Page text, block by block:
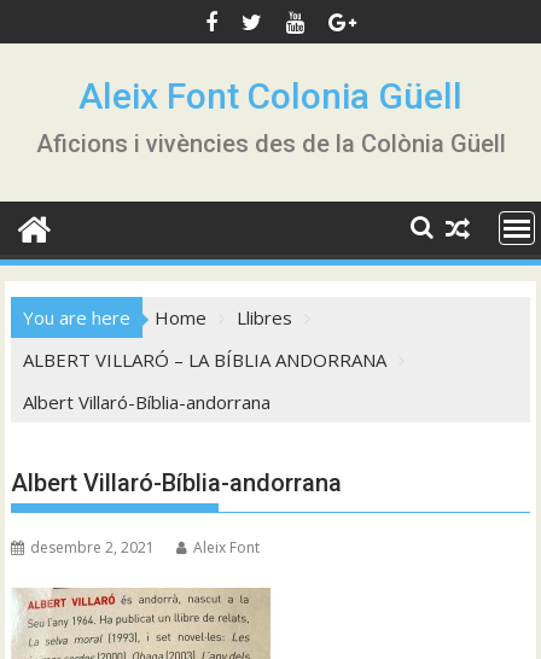
to
Aleix Font Colonia Güell
Aficions i vivències des de la Colònia Güell
You are here Home
Llibres
ALBERT VILLARÓ – LA BÍBLIA ANDORRANA
Albert Villaró-Bíblia-andorrana
Albert Villaró-Bíblia-andorrana
desembre 2, 2021 Aleix Font